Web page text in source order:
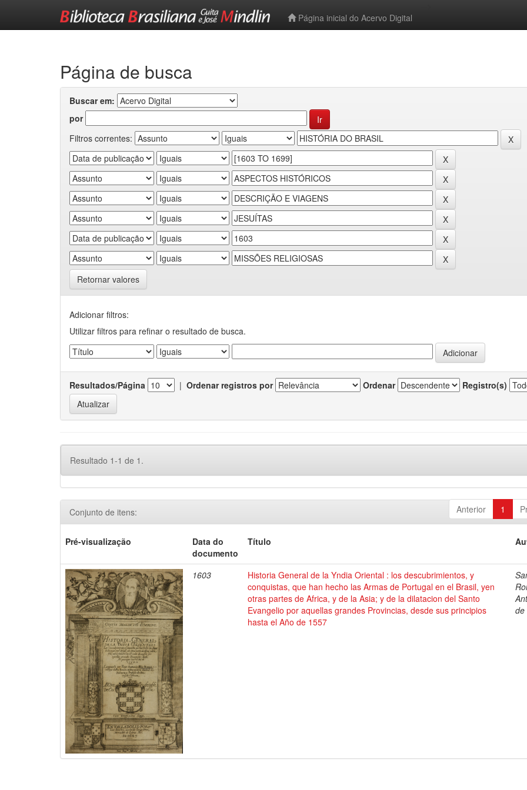
Página inicial do Acervo Digital
Página de busca
Buscar em:
por
Filtros correntes:
Retornar valores
Adicionar filtros:
Utilizar filtros para refinar o resultado de busca.
Resultados/Página | Ordenar registros por Ordenar Registro(s)
Resultado 1-1 de 1.
Anterior 1
Conjunto de itens:
Pré-visualização
Data do
documento
Título
1603
Historia General de la Yndia Oriental : los descubrimientos, y
conquistas, que han hecho las Armas de Portugal en el Brasil, yen
otras partes de Africa, y de la Asia; y de la dilatacion del Santo
Evangelio por aquellas grandes Provincias, desde sus principios
hasta el Año de 1557
de